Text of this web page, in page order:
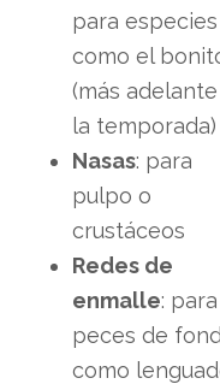
para especies
como el
(más
la temporada)
Nasas: para
pulpo o
crustáceos
Redes de
enmalle: para
peces de
como